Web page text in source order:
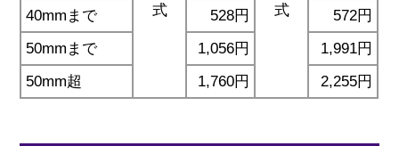
式
式
40mmまで
528円
572円
50mmまで
1,056円
1,991円
50mm超
1,760円 2,255円